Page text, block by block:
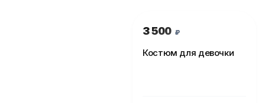
3 500 ₽
Костюм для девочки